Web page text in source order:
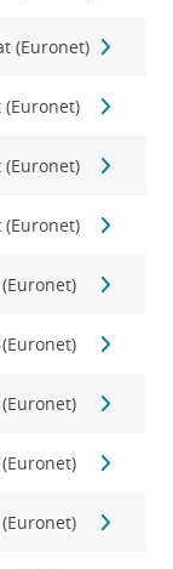
(Euronet)
(Euronet)
(Euronet)
(Euronet)